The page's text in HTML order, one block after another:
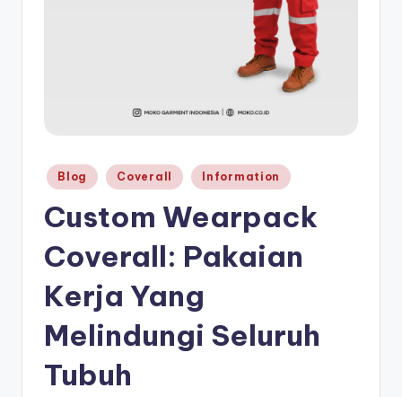
Posted
in
Blog Coverall Information
Custom Wearpack
Coverall: Pakaian
Kerja Yang
Melindungi Seluruh
Tubuh